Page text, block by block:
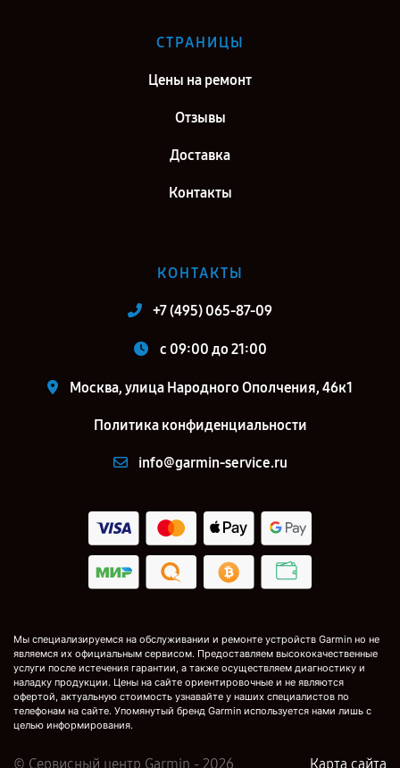
СТРАНИЦЫ
Цены на ремонт
Отзывы
Доставка
Контакты
КОНТАКТЫ
+7 (495) 065-87-09
c 09:00 до 21:00
Москва, улица Народного Ополчения, 46к1
Политика конфиденциальности
info@garmin-service.ru
Мы специализируемся на обслуживании и ремонте устройств Garmin но не
являемся их официальным сервисом. Предоставляем высококачественные
услуги после истечения гарантии, а также осуществляем диагностику и
наладку продукции. Цены на сайте ориентировочные и не являются
офертой, актуальную стоимость узнавайте у наших специалистов по
телефонам на сайте. Упомянутый бренд Garmin используется нами лишь с
целью информирования.
© Сервисный центр Garmin - 2026 Карта сайта